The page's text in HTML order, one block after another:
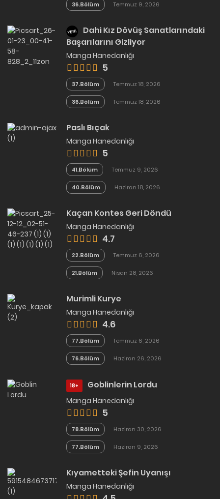
36.Bölüm Temmuz 9, 2026
YENI
Dahi Kız Dövüş Sanatlarındaki
Başarılarını Gizliyor
Manga Hanedanlığı
5
37.Bölüm Temmuz 18, 2026
36.Bölüm Temmuz 18, 2026
Paslı Bıçak
Manga Hanedanlığı
5
41.Bölüm Temmuz 9, 2026
40.Bölüm Haziran 18, 2026
Kaçan Kontes Geri Döndü
Manga Hanedanlığı
4.7
22.Bölüm Temmuz 6, 2026
21.Bölüm Nisan 28, 2026
Murimli Kurye
Manga Hanedanlığı
4.6
77.Bölüm Temmuz 6, 2026
76.Bölüm Haziran 26, 2026
18+ Goblinlerin Lordu
Manga Hanedanlığı
5
78.Bölüm Haziran 30, 2026
77.Bölüm Haziran 9, 2026
Kıyametteki Şefin Uyanışı
Manga Hanedanlığı